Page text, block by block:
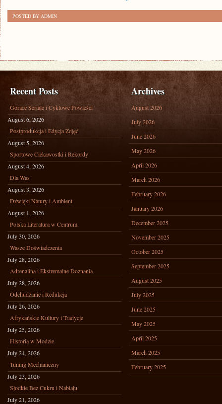
POSTED BY ADMIN
Recent Posts
Gorące Seriale i Cyklowe Powieści
August 6, 2026
Postprodukcja i Edycja Zdjęć
August 5, 2026
Sportowe Ciekawostki i Rekordy
August 4, 2026
Dla Was
August 3, 2026
Dźwięki Natury i Ambient
August 1, 2026
Polska Literatura w Centrum
July 30, 2026
Wasze Doświadczenia
July 28, 2026
Adrenalina i Ekstremalne Doznania
July 28, 2026
Odchudzanie i Redukcja
July 26, 2026
Afrykańskie Kultury i Tradycje
July 25, 2026
Historia w Modzie
July 24, 2026
Tuning Mechaniczny
July 23, 2026
Słodkie Bez Cukru i Nabiału
July 21, 2026
Archives
August 2026
July 2026
June 2026
May 2026
April 2026
March 2026
February 2026
January 2026
December 2025
November 2025
October 2025
September 2025
August 2025
July 2025
June 2025
May 2025
April 2025
March 2025
February 2025